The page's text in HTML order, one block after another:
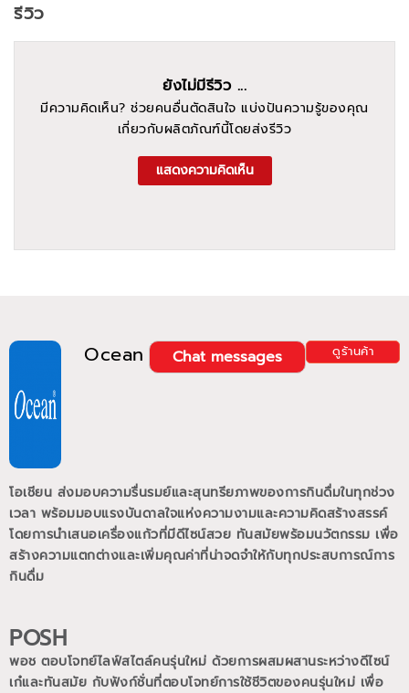
Ocean ดูร้านค้า
Chat messages
โอเชียน ส่งมอบความรื่นรมย์และสุนทรียภาพของการกินดื่มในทุกช่วง
เวลา พร้อมมอบแรงบันดาลใจแห่งความงามและความคิดสร้างสรรค์
โดยการนำเสนอเครื่องแก้วที่มีดีไซน์สวย ทันสมัยพร้อมนวัตกรรม เพื่อ
สร้างความแตกต่างและเพิ่มคุณค่าที่น่าจดจำให้กับทุกประสบการณ์การ
กินดื่ม
POSH
พอช ตอบโจทย์ไลฟ์สไตล์คนรุ่นใหม่ ด้วยการผสมผสานระหว่างดีไซน์
เก๋และทันสมัย กับฟังก์ชั่นที่ตอบโจทย์การใช้ชีวิตของคนรุ่นใหม่ เพื่อ
รีวิว
ยังไม่มีรีวิว ...
มีความคิดเห็น? ช่วยคนอื่นตัดสินใจ แบ่งปันความรู้ของคุณ
เกี่ยวกับผลิตภัณฑ์นี้โดยส่งรีวิว
แสดงความคิดเห็น